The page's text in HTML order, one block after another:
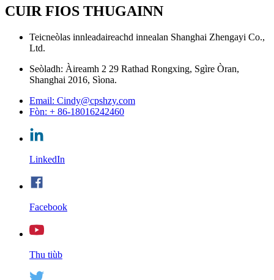
CUIR FIOS THUGAINN
Teicneòlas innleadaireachd innealan Shanghai Zhengayi Co.,
Ltd.
Seòladh: Àireamh 2 29 Rathad Rongxing, Sgìre Òran,
Shanghai 2016, Sìona.
Email: Cindy@cpshzy.com
Fòn: + 86-18016242460
LinkedIn
Facebook
Thu tiùb